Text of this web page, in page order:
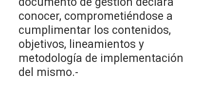
conocer, comprometiéndose a
cumplimentar los contenidos,
objetivos, lineamientos y
metodología de implementación
del mismo.-